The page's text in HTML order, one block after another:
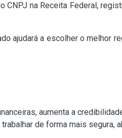
CNPJ na Receita Federal,
ajudará a escolher o melhor
aumenta a
de forma mais segura,